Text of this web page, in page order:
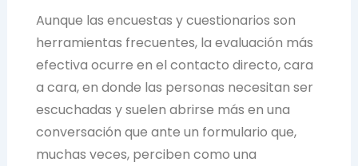
Aunque las encuestas y cuestionarios son
herramientas frecuentes, la evaluación más
efectiva ocurre en el contacto directo, cara
a cara, en donde las personas necesitan ser
escuchadas y suelen abrirse más en una
conversación que ante un formulario que,
muchas veces, perciben como una